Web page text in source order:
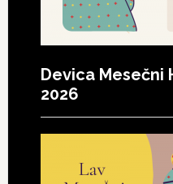
Devica Mesečni
2026